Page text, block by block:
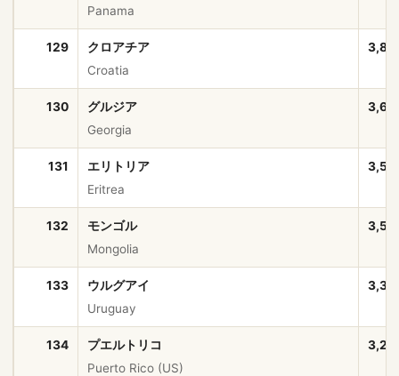
Panama
129
クロアチア
Croatia
130
グルジア
Georgia
131
エリトリア
Eritrea
132
モンゴル
Mongolia
133
ウルグアイ
Uruguay
134
プエルトリコ
Puerto Rico (US)